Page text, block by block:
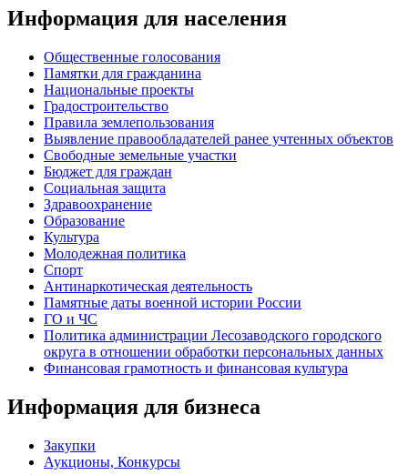
Информация для населения
Общественные голосования
Памятки для гражданина
Национальные проекты
Градостроительство
Правила землепользования
Выявление правообладателей ранее учтенных объектов
Свободные земельные участки
Бюджет для граждан
Социальная защита
Здравоохранение
Образование
Культура
Молодежная политика
Спорт
Антинаркотическая деятельность
Памятные даты военной истории России
ГО и ЧС
Политика администрации Лесозаводского городского
округа в отношении обработки персональных данных
Финансовая грамотность и финансовая культура
Информация для бизнеса
Закупки
Аукционы, Конкурсы